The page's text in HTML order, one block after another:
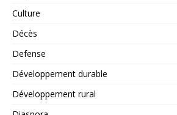
Culture
Décès
Defense
Développement durable
Développement rural